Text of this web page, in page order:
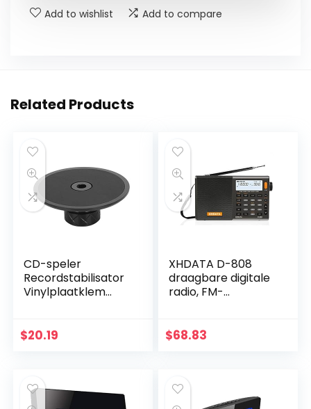
Add to wishlist Add to compare
Related Products
CD-speler
Recordstabilisator
Vinylplaatklem
voor Gebruik van
$20.19
XHDATA D-808
draagbare digitale
radio, FM-
multi-band radio
$68.83